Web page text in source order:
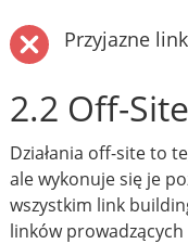
Przyjazne
2.2 Off-
Działania off-site to
ale wykonuje się je
wszystkim link
linków